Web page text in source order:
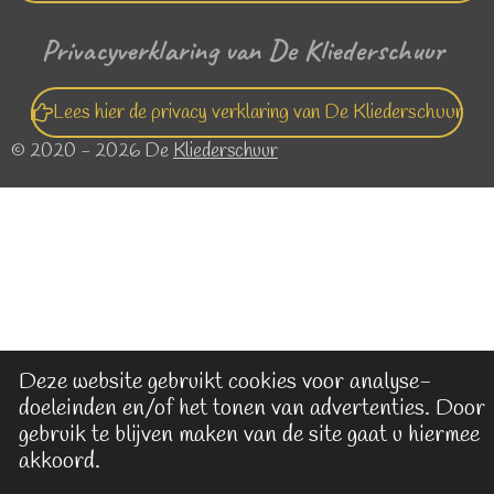
Deze website gebruikt cookies voor analyse-
doeleinden en/of het tonen van advertenties. Door
gebruik te blijven maken van de site gaat u hiermee
akkoord.
Privacyverklaring van De Kliederschuur
Lees hier de privacy verklaring van De Kliederschuur
© 2020 - 2026 DeKliederschuur